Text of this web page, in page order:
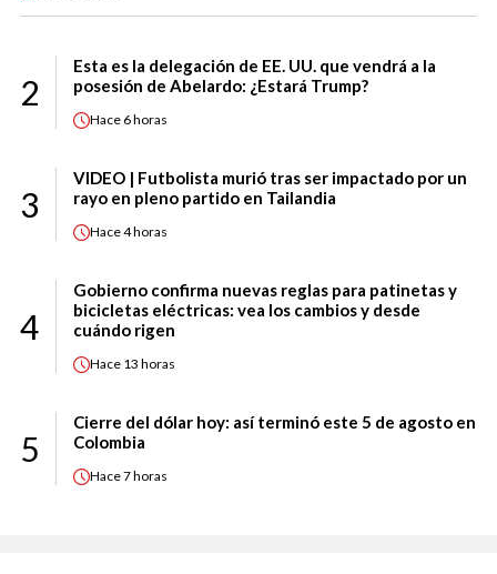
2
Esta es la delegación de EE. UU. que vendrá a la
posesión de Abelardo: ¿Estará Trump?
Hace 6 horas
3
VIDEO | Futbolista murió tras ser impactado por un
rayo en pleno partido en Tailandia
Hace4 horas
4
Gobierno confirma nuevas reglas para patinetas y
bicicletas eléctricas: vea los cambios y desde
cuándo rigen
Hace 13 horas
5
Cierre del dólar hoy: así terminó este 5 de agosto en
Colombia
Hace7 horas